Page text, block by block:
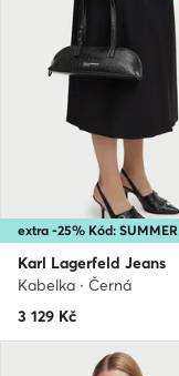
extra -25% Kód: SUMMER
Karl Lagerfeld Jeans
Kabelka · Černá
3 129 Kč